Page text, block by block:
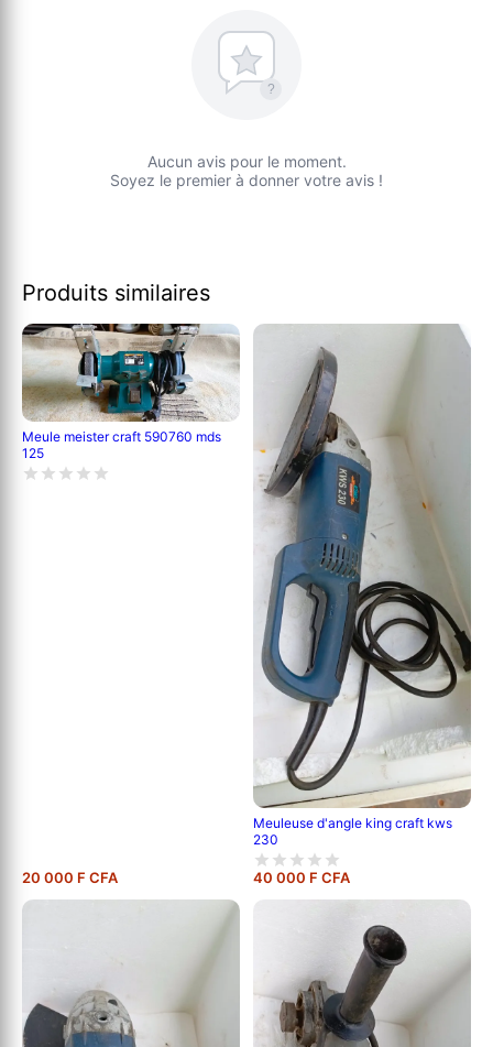
?
Aucun avis pour le moment.
Soyez le premier à donner votre avis !
Produits similaires
Meule meister craft 590760 mds
125
20 000 F CFA
Meuleuse d'angle king craft kws
230
40 000 F CFA